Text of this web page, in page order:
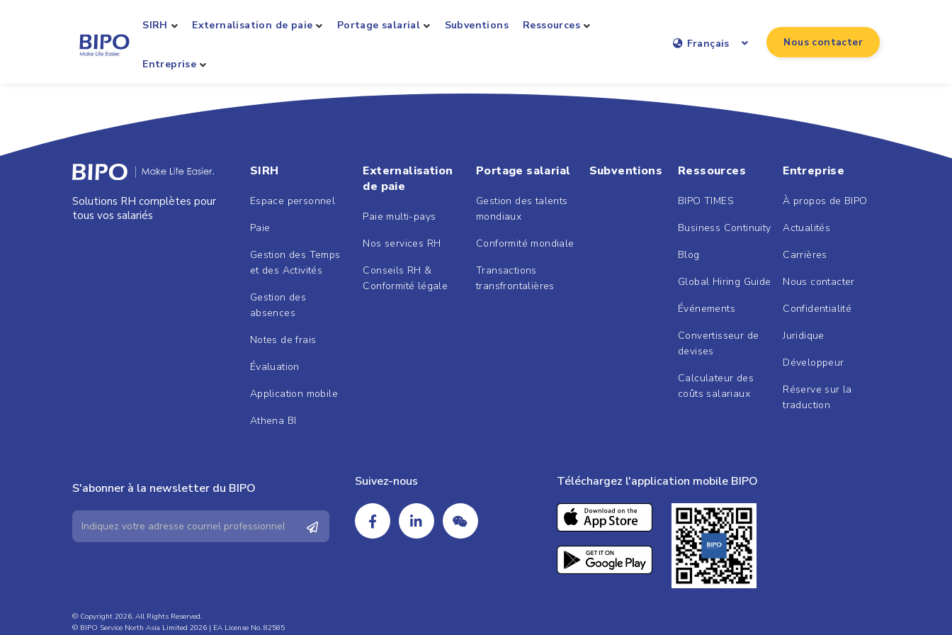
SIRH Externalisation de paie Portage salarial Subventions Ressources
Entreprise
Français Nous contacter
Solutions RH complètes pour
tous vos salariés
SIRH
Espace personnel
Paie
Gestion des Temps
et des Activités
Gestion des
absences
Notes de frais
Évaluation
Application mobile
Athena BI
Externalisation
de paie
Paie multi-pays
Nos services RH
Conseils RH &
Conformité légale
Portage salarial
Gestion des talents
mondiaux
Conformité mondiale
Transactions
transfrontalières
Subventions Ressources
BIPO TIMES
Business Continuity
Blog
Global Hiring Guide
Événements
Convertisseur de
devises
Calculateur des
coûts salariaux
Entreprise
À propos de BIPO
Actualités
Carrières
Nous contacter
Confidentialité
Juridique
Développeur
Réserve sur la
traduction
S'abonner à la newsletter du BIPO Suivez-nous Téléchargez l'application mobile BIPO
© Copyright 2026. All Rights Reserved.
© BIPO Service North Asia Limited 2026 | EA License No. 82585